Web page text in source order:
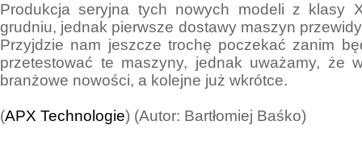
Produkcja seryjna tych nowych modeli z klasy
grudniu, jednak pierwsze dostawy maszyn
Przyjdzie nam jeszcze trochę poczekać zanim
przetestować te maszyny, jednak uważamy, że
branżowe nowości, a kolejne już wkrótce.
(APX Technologie) (Autor: Bartłomiej Baśko)